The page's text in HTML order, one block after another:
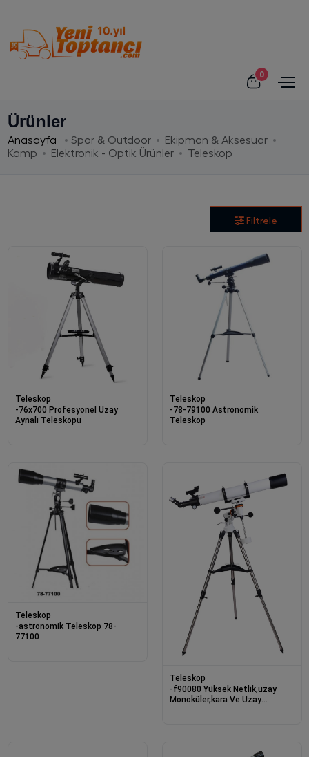
0
Ürünler
Anasayfa Spor & Outdoor
Ekipman & Aksesuar
Kamp
Elektronik - Optik Ürünler Teleskop
Filtrele
Teleskop
-76x700 Profesyonel Uzay
Aynalı Teleskopu
Teleskop
-78-79100 Astronomik
Teleskop
Teleskop
-astronomik Teleskop 78-
77100
Teleskop
-f90080 Yüksek Netlik,uzay
Monoküler,kara Ve Uzay